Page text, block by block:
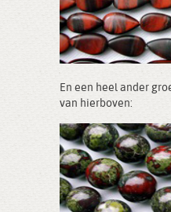
En een heel ander
van hierboven: